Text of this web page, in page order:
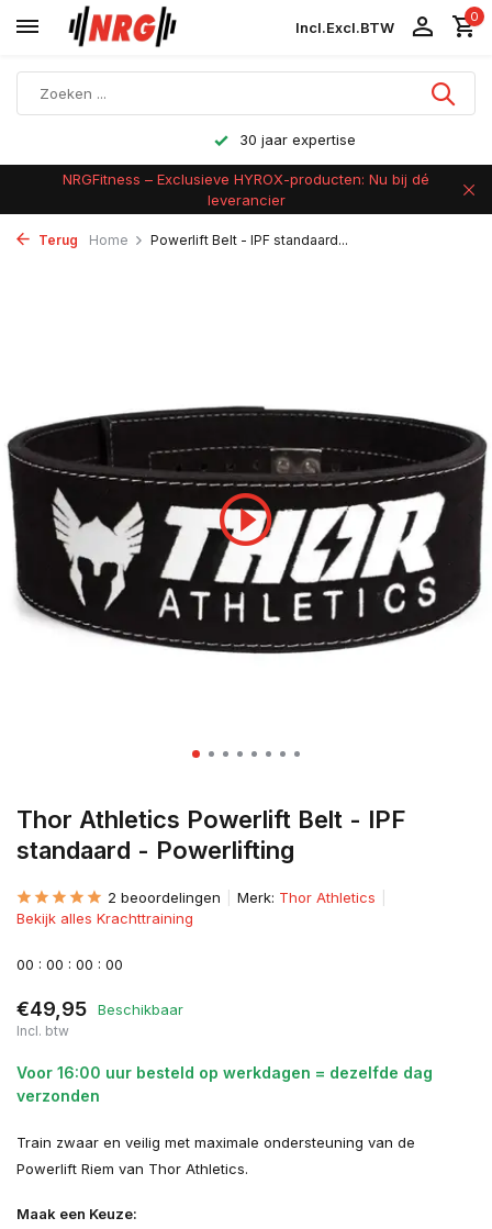
Incl.Excl.BTW
0
30 jaar expertise
NRGFitness – Exclusieve HYROX-producten: Nu bij dé
leverancier
Terug Home Powerlift Belt - IPF standaard...
Thor Athletics Powerlift Belt - IPF
standaard - Powerlifting
2 beoordelingen Merk: Thor Athletics
Bekijk alles Krachttraining
00 : 00 : 00 : 00
€49,95 Beschikbaar
Incl. btw
Voor 16:00 uur besteld op werkdagen = dezelfde dag
verzonden
Train zwaar en veilig met maximale ondersteuning van de
Powerlift Riem van Thor Athletics.
Maak een Keuze: